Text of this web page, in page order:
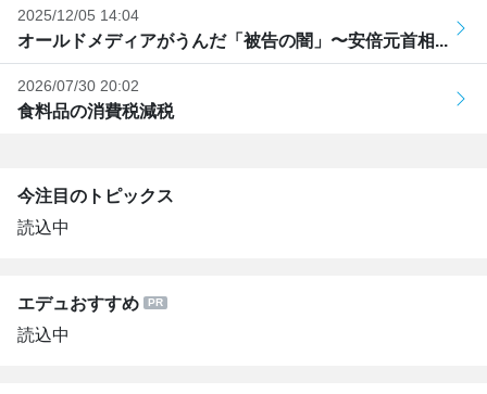
2025/12/05 14:04
オールドメディアがうんだ「被告の闇」〜安倍元首相...
2026/07/30 20:02
食料品の消費税減税
今注目のトピックス
読込中
エデュおすすめ
読込中